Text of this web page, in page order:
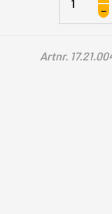
Shoei
CNS-
Silver
Artnr.